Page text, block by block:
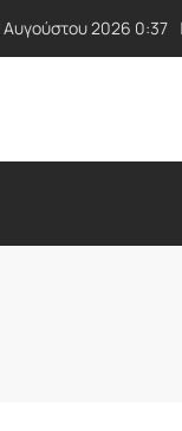
συσκευή σε drone
Αυγούστου 2026 0:37